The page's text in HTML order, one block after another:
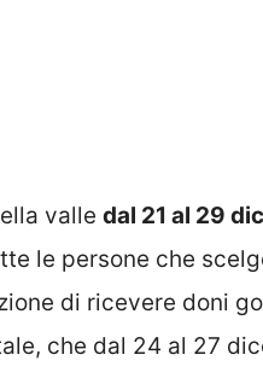
valle dal 21 al 29
le persone che
di ricevere doni
che dal 24 al 27